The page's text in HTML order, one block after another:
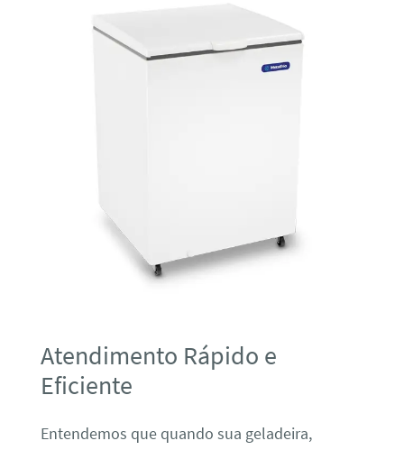
Atendimento Rápido e
Eficiente
Entendemos que quando sua geladeira,